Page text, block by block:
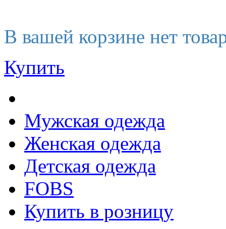
В вашей корзине нет
Купить
Мужская одежда
Женская одежда
Детская одежда
FOBS
Купить в розницу